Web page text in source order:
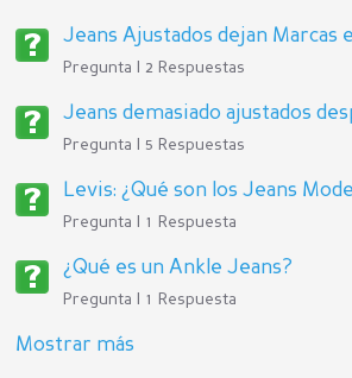
Jeans Ajustados dejan Marcas
Pregunta | 2 Respuestas
Jeans demasiado ajustados
Pregunta | 5 Respuestas
Levis: ¿Qué son los Jeans
Pregunta | 1 Respuesta
¿Qué es un Ankle Jeans?
Pregunta | 1 Respuesta
Mostrar más